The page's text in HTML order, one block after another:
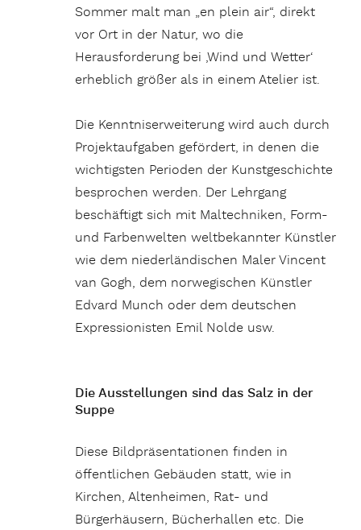
Sommer malt man „en plein air“, direkt
vor Ort in der Natur, wo die
Herausforderung bei ‚Wind und Wetter‘
erheblich größer als in einem Atelier ist.
Die Kenntniserweiterung wird auch durch
Projektaufgaben gefördert, in denen die
wichtigsten Perioden der Kunstgeschichte
besprochen werden. Der Lehrgang
beschäftigt sich mit Maltechniken, Form-
und Farbenwelten weltbekannter Künstler
wie dem niederländischen Maler Vincent
van Gogh, dem norwegischen Künstler
Edvard Munch oder dem deutschen
Expressionisten Emil Nolde usw.
Die Ausstellungen sind das Salz in der
Suppe
Diese Bildpräsentationen finden in
öffentlichen Gebäuden statt, wie in
Kirchen, Altenheimen, Rat- und
Bürgerhäusern, Bücherhallen etc. Die